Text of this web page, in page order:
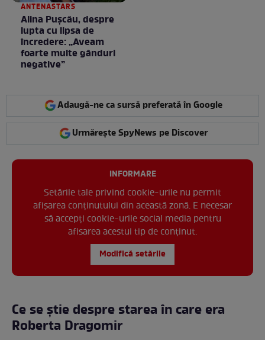
ANTENASTARS
Alina Pușcău, despre
lupta cu lipsa de
încredere: „Aveam
foarte multe gânduri
negative”
Adaugă-ne ca sursă preferată în Google
Urmărește SpyNews pe Discover
INFORMARE
Setările tale privind cookie-urile nu permit
afișarea conținutului din această zonă. E necesar
să accepți cookie-urile social media pentru
afisarea acestui tip de conținut.
Modifică setările
Ce se știe despre starea în care era
Roberta Dragomir